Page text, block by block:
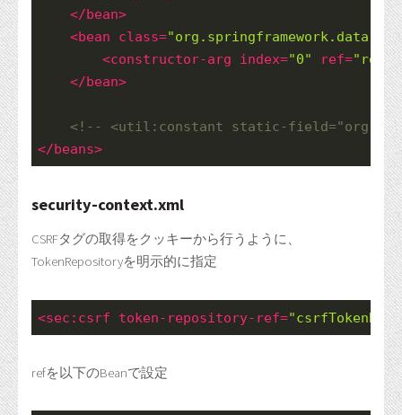
</bean>
<bean class=
<constructor-arg index="0" ref=
</bean>
<!-- <util:constant static-
</beans>
security-context.xml
CSRFタグの取得をクッキーから行うように、
TokenRepositoryを明示的に指定
<sec:csrf token-repository-ref=
refを以下のBeanで設定